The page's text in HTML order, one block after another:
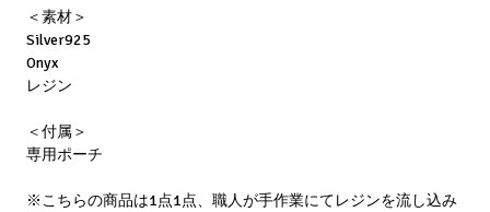
＜素材＞
Silver925
Onyx
レジン
＜付属＞
専用ポーチ
※こちらの商品は1点1点、職人が手作業にてレジンを流し込み